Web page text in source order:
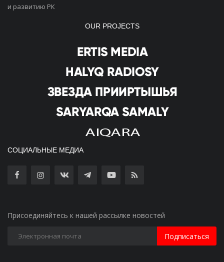
и развитию РК
OUR PROJECTS
СОЦИАЛЬНЫЕ МЕДИА
Присоединяйтесь к нашей рассылке новостей
Подписаться